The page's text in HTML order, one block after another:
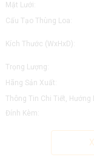
Mặt Lưới:
Cấu Tạo Thùng Loa:
Kích Thước (WxHxD):
Trọng Lượng:
Hãng Sản Xuất:
Thông Tin Chi Tiết, Hướng
Đính Kèm: